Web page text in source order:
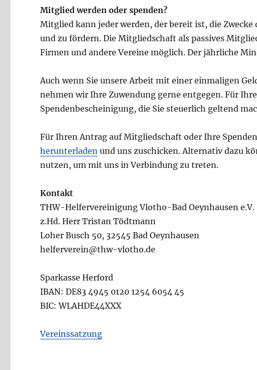
Mitglied werden oder spenden?
Mitglied kann jeder werden, der bereit ist, die
und zu fördern. Die Mitgliedschaft als passives
Firmen und andere Vereine möglich. Der jährliche
Auch wenn Sie unsere Arbeit mit einer einmaligen
nehmen wir Ihre Zuwendung gerne entgegen. Für
Spendenbescheinigung, die Sie steuerlich geltend
Für Ihren Antrag auf Mitgliedschaft oder Ihre
herunterladen und uns zuschicken. Alternativ dazu
nutzen, um mit uns in Verbindung zu treten.
Kontakt
THW-Helfervereinigung Vlotho-Bad Oeynhausen e.V.
z.Hd. Herr Tristan Tödtmann
Loher Busch 50, 32545 Bad Oeynhausen
helferverein@thw-vlotho.de
Sparkasse Herford
IBAN: DE83 4945 0120 1254 6054 45
BIC: WLAHDE44XXX
Vereinssatzung